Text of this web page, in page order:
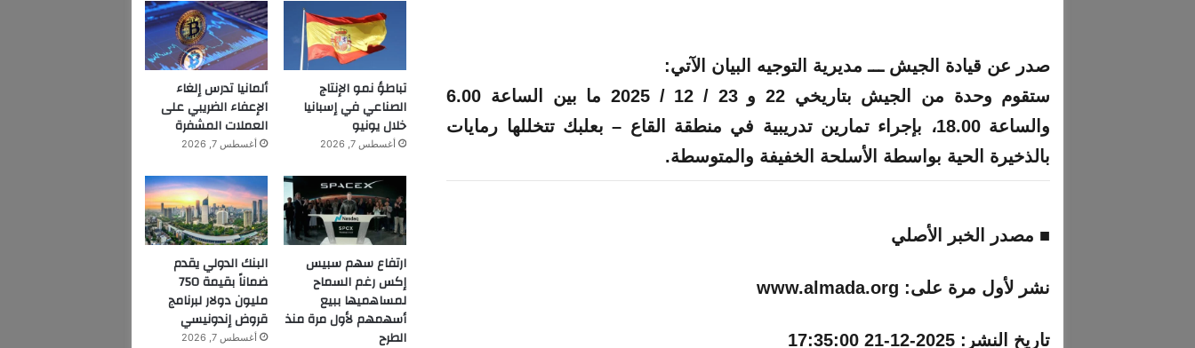
صدر عن قيادة الجيش ـــ مديرية التوجيه البيان الآتي:
ستقوم وحدة من الجيش بتاريخي 22 و 23 / 12 / 2025 ما بين الساعة 6.00
والساعة 18.00، بإجراء
تمارين تدريبية في منطقة القاع – بعلبك تتخللها رمايات
بالذخيرة الحية بواسطة الأسلحة الخفيفة والمتوسطة.
■ مصدر الخبر الأصلي
نشر لأول مرة على: www.almada.org
تاريخ النشر: 2025-12-21 17:35:00
تباطؤ نمو الإنتاج
الصناعي في إسبانيا
خلال يونيو
أغسطس 7, 2026
ألمانيا تدرس إلغاء
الإعفاء الضريبي على
العملات المشفرة
أغسطس 7, 2026
ارتفاع سهم سبيس
إكس رغم السماح
لمساهميها ببيع
أسهمهم لأول مرة منذ
الطرح
البنك الدولي يقدم
ضماناً بقيمة 750
مليون دولار لبرنامج
قروض إندونيسي
أغسطس 7, 2026